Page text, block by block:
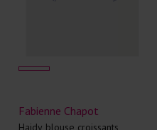
Fabienne Chapot
Haidy blouse croissants